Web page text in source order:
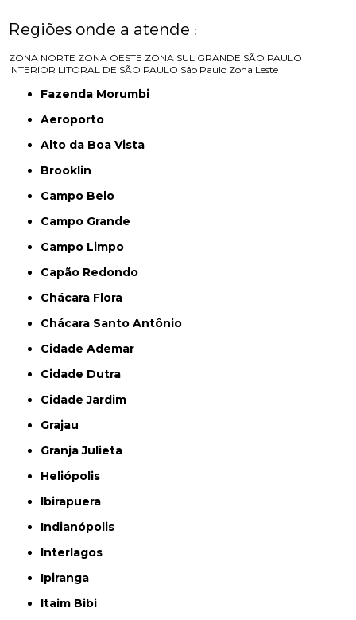
Regiões onde a atende :
ZONA NORTE ZONA OESTE ZONA SUL GRANDE SÃO PAULO
INTERIOR LITORAL DE SÃO PAULO São Paulo Zona Leste
Fazenda Morumbi
Aeroporto
Alto da Boa Vista
Brooklin
Campo Belo
Campo Grande
Campo Limpo
Capão Redondo
Chácara Flora
Chácara Santo Antônio
Cidade Ademar
Cidade Dutra
Cidade Jardim
Grajau
Granja Julieta
Heliópolis
Ibirapuera
Indianópolis
Interlagos
Ipiranga
Itaim Bibi